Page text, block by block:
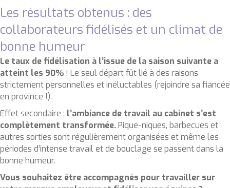
Les résultats obtenus : des
collaborateurs fidélisés et un climat de
bonne humeur
Le taux de fidélisation à l’issue de la saison suivante a
atteint les 90% ! Le seul départ fût lié à des raisons
strictement personnelles et inéluctables (rejoindre sa fiancée
en province !).
Effet secondaire : l’ambiance de travail au cabinet s’est
complètement transformée.Pique-niques, barbecues et
autres sorties sont régulièrement organisées et même les
périodes d’intense travail et de bouclage se passent dans la
bonne humeur.
Vous souhaitez être accompagnés pour travailler sur